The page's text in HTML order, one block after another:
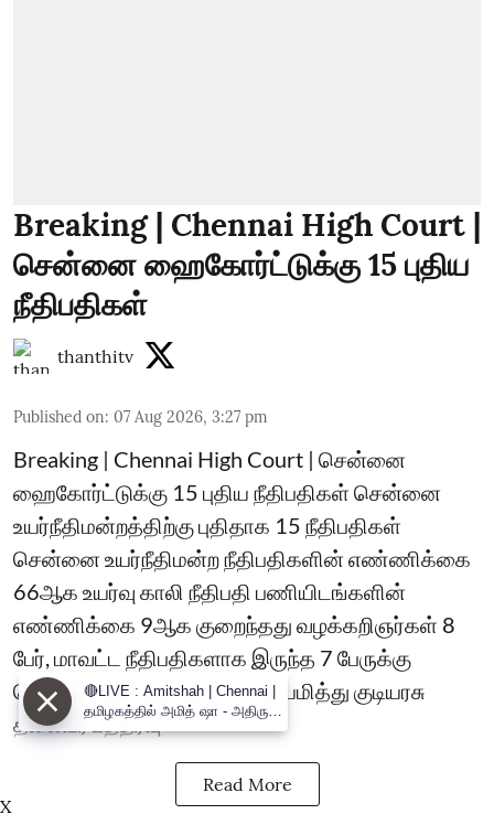
Breaking | Chennai High Court |
சென்னை ஹைகோர்ட்டுக்கு 15 புதிய
நீதிபதிகள்
thanthitv
Published on: 07 Aug 2026, 3:27 pm
Breaking | Chennai High Court | சென்னை
ஹைகோர்ட்டுக்கு 15 புதிய நீதிபதிகள் சென்னை
உயர்நீதிமன்றத்திற்கு புதிதாக 15 நீதிபதிகள்
சென்னை உயர்நீதிமன்ற நீதிபதிகளின் எண்ணிக்கை
66ஆக உயர்வு காலி நீதிபதி பணியிடங்களின்
எண்ணிக்கை 9ஆக குறைந்தது வழக்கறிஞர்கள் 8
பேர், மாவட்ட நீதிபதிகளாக இருந்த 7 பேருக்கு
பொறுப்பு புதிய நீதிபதிகளை நியமித்து குடியரசு
தலைவர் உத்தரவு
Read More
X
🔴LIVE : Amitshah | Chennai |
தமிழகத்தில் அமித் ஷா - அதிரும்
களம்